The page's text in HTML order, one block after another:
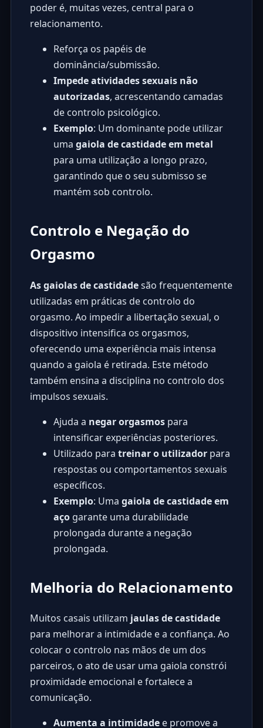
poder é, muitas vezes, central para o
relacionamento.
Reforça os papéis de
dominância/submissão.
Impede atividades sexuais não
autorizadas, acrescentando camadas
de controlo psicológico.
Exemplo: Um dominante pode utilizar
uma gaiola de castidade em metal
para uma utilização a longo prazo,
garantindo que o seu submisso se
mantém sob controlo.
Controlo e Negação do
Orgasmo
As gaiolas de castidadesão frequentemente
utilizadas em práticas de controlo do
orgasmo. Ao impedir a libertação sexual, o
dispositivo intensifica os orgasmos,
oferecendo uma experiência mais intensa
quando a gaiola é retirada. Este método
também ensina a disciplina no controlo dos
impulsos sexuais.
Ajuda a negar orgasmospara
intensificar experiências posteriores.
Utilizado para treinar o utilizadorpara
respostas ou comportamentos sexuais
específicos.
Exemplo: Uma gaiola de castidade em
açogarante uma durabilidade
prolongada durante a negação
prolongada.
Melhoria do Relacionamento
Muitos casais utilizam jaulas de castidade
para melhorar a intimidade e a confiança. Ao
colocar o controlo nas mãos de um dos
parceiros, o ato de usar uma gaiola constrói
proximidade emocional e fortalece a
comunicação.
Aumenta a intimidadee promove a